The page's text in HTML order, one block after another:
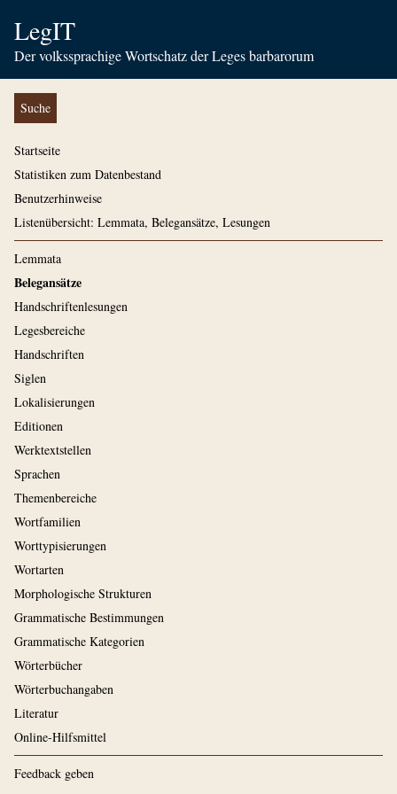
LegIT
Der volkssprachige Wortschatz der Leges barbarorum
Suche
Startseite
Statistiken zum Datenbestand
Benutzerhinweise
Listenübersicht: Lemmata, Belegansätze, Lesungen
Lemmata
Belegansätze
Handschriftenlesungen
Legesbereiche
Handschriften
Siglen
Lokalisierungen
Editionen
Werktextstellen
Sprachen
Themenbereiche
Wortfamilien
Worttypisierungen
Wortarten
Morphologische Strukturen
Grammatische Bestimmungen
Grammatische Kategorien
Wörterbücher
Wörterbuchangaben
Literatur
Online-Hilfsmittel
Feedback geben